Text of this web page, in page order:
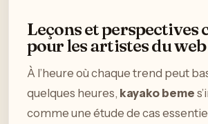
Leçons et perspectives
pour les artistes du
À l’heure où chaque trend peut
quelques heures, kayako beme
comme une étude de cas